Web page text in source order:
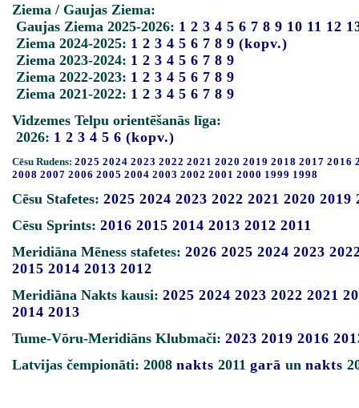
Ziema / Gaujas Ziema:
Gaujas Ziema 2025-2026: 1 2 3 4 5 6 7 8 9 10 11 12
Ziema 2024-2025: 1 2 3 4 5 6 7 8 9 (kopv.)
Ziema 2023-2024: 1 2 3 4 5 6 7 8 9
Ziema 2022-2023: 1 2 3 4 5 6 7 8 9
Ziema 2021-2022: 1 2 3 4 5 6 7 8 9
Vidzemes Telpu orientēšanās līga:
2026: 1 2 3 4 5 6 (kopv.)
Cēsu Rudens: 2025 2024 2023 2022 2021 2020 2019 2018 2017 2016
2008 2007 2006 2005 2004 2003 2002 2001 2000 1999 1998
Cēsu Stafetes: 2025 2024 2023 2022 2021 2020 2019
Cēsu Sprints: 2016 2015 2014 2013 2012 2011
Meridiāna Mēness stafetes: 2026 2025 2024 2023
2015 2014 2013 2012
Meridiāna Nakts kausi: 2025 2024 2023 2022 2021
2014 2013
Tume-Vōru-Meridiāns Klubmači: 2023 2019 2016
Latvijas čempionāti: 2008 nakts 2011 garā un nakts